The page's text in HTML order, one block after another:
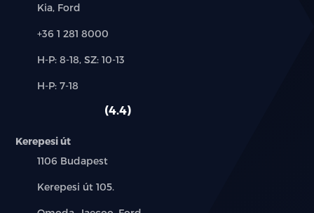
Márkák:
Kia, Ford
Telefon:
+36 1 281 8000
Új-
használt
H-P: 8-18, SZ: 10-13
Alkatrész,
H-P: 7-18
4.4
Kerepesi út
Település:
1106 Budapest
Cím:
Kerepesi út 105.